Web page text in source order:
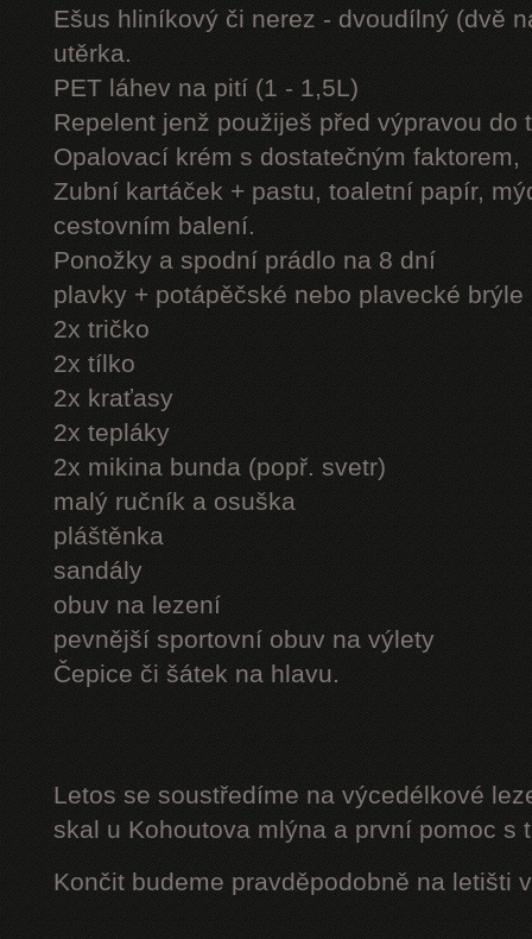
Ešus hliníkový či nerez - dvoudílný (dvě
utěrka.
PET láhev na pití (1 - 1,5L)
Repelent jenž použiješ před výpravou do
Opalovací krém s dostatečným faktorem,
Zubní kartáček + pastu, toaletní papír,
cestovním balení.
Ponožky a spodní prádlo na 8 dní
plavky + potápěčské nebo plavecké brýle
2x tričko
2x tílko
2x kraťasy
2x tepláky
2x mikina bunda (popř. svetr)
malý ručník a osuška
pláštěnka
sandály
obuv na lezení
pevnější sportovní obuv na výlety
Čepice či šátek na hlavu.
Letos se soustředíme na výcedélkové
skal u Kohoutova mlýna a první pomoc s
Končit budeme pravděpodobně na letišti